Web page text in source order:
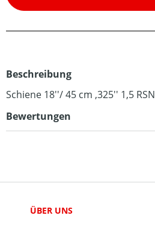
Beschreibung
Schiene 18''/ 45 cm ,325'' 1,5 RSN
Bewertungen
ÜBER UNS